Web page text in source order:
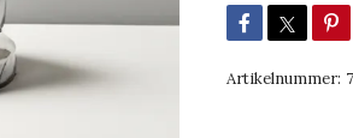
Artikelnummer: